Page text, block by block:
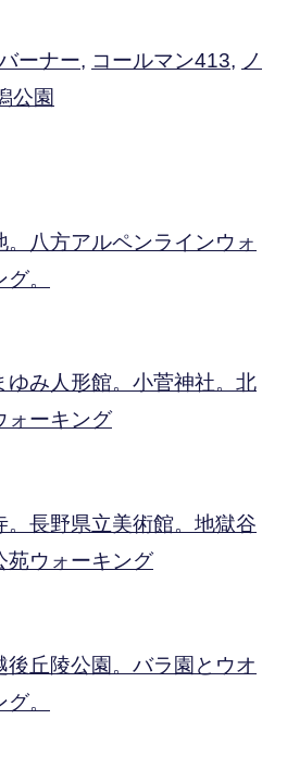
ーナー, コールマン413, ノ
公園
。八方アルペンラインウォ
。
ゆみ人形館。小菅神社。北
ォーキング
。長野県立美術館。地獄谷
苑ウォーキング
後丘陵公園。バラ園とウオ
。